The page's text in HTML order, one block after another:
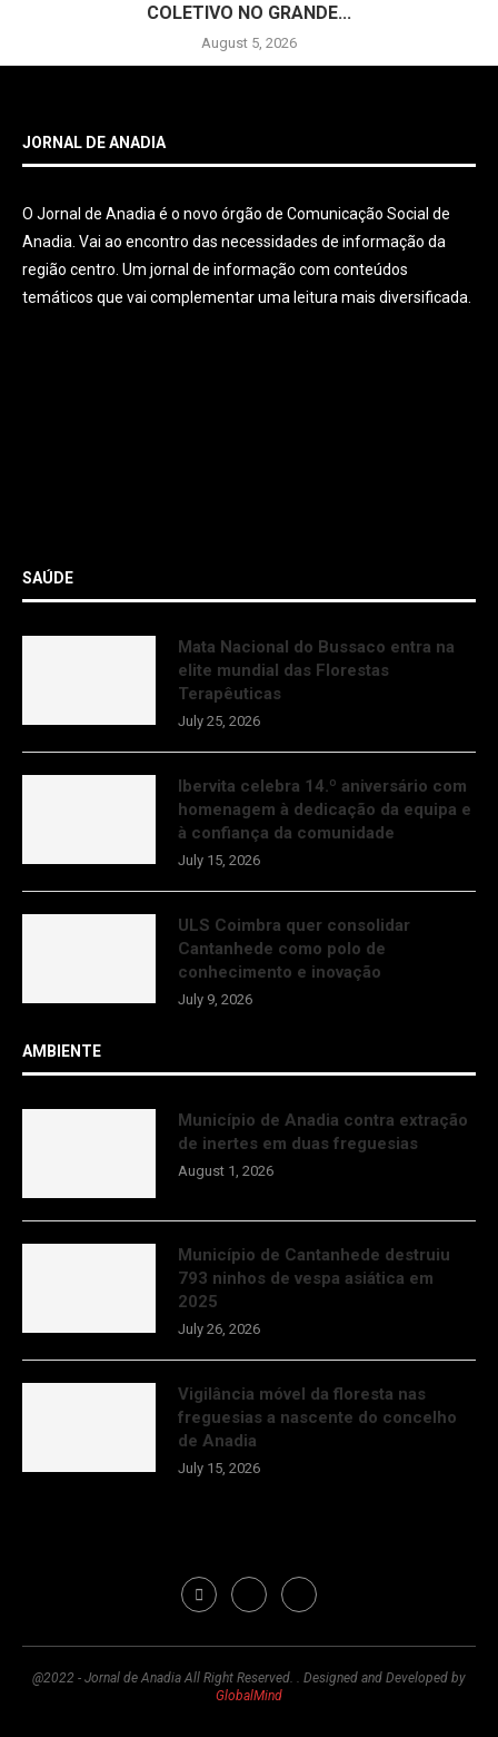
COLETIVO NO GRANDE...
August 5, 2026
JORNAL DE ANADIA
O Jornal de Anadia é o novo órgão de Comunicação Social de
Anadia. Vai ao encontro das necessidades de informação da
região centro. Um jornal de informação com conteúdos
temáticos que vai complementar uma leitura mais diversificada.
SAÚDE
Mata Nacional do Bussaco entra na
elite mundial das Florestas
Terapêuticas
July 25, 2026
Ibervita celebra 14.º aniversário com
homenagem à dedicação da equipa e
à confiança da comunidade
July 15, 2026
ULS Coimbra quer consolidar
Cantanhede como polo de
conhecimento e inovação
July 9, 2026
AMBIENTE
Município de Anadia contra extração
de inertes em duas freguesias
August 1, 2026
Município de Cantanhede destruiu
793 ninhos de vespa asiática em
2025
July 26, 2026
Vigilância móvel da floresta nas
freguesias a nascente do concelho
de Anadia
July 15, 2026
@2022 - Jornal de Anadia All Right Reserved. . Designed and Developed by
GlobalMind